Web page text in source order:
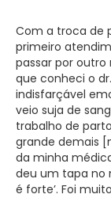
Com a troca de
primeiro
passar por outro
que conheci o
indisfarçável
veio suja de
trabalho de
grande demais
da minha
deu um tapa no
é forte’. Foi